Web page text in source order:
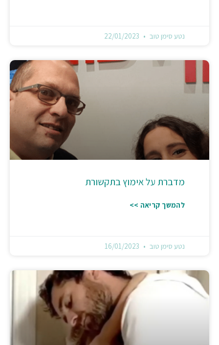
נטע סימן טוב
מדברת על אימוץ בתקשורת
להמשך קריאה >>
נטע סימן טוב